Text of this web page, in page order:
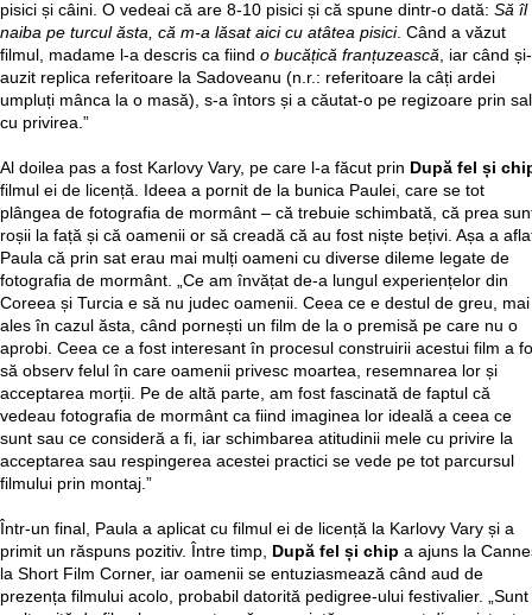
pisici și câini. O vedeai că are 8-10 pisici și că spune dintr-o dată: Să îl
naiba pe turcul ăsta, că m-a lăsat aici cu atâtea pisici. Când a văzut
filmul, madame l-a descris ca fiind o bucățică franțuzească, iar când
auzit replica referitoare la Sadoveanu (n.r.: referitoare la câți ardei
umpluți mânca la o masă), s-a întors și a căutat-o pe regizoare prin
cu privirea.”
Al doilea pas a fost Karlovy Vary, pe care l-a făcut prin După fel și
filmul ei de licență. Ideea a pornit de la bunica Paulei, care se tot
plângea de fotografia de mormânt – că trebuie schimbată, că prea
roșii la față și că oamenii or să creadă că au fost niște bețivi. Așa a
Paula că prin sat erau mai mulți oameni cu diverse dileme legate de
fotografia de mormânt. „Ce am învățat de-a lungul experiențelor din
Coreea și Turcia e să nu judec oamenii. Ceea ce e destul de greu, mai
ales în cazul ăsta, când pornești un film de la o premisă pe care nu o
aprobi. Ceea ce a fost interesant în procesul construirii acestui film a
să observ felul în care oamenii privesc moartea, resemnarea lor și
acceptarea morții. Pe de altă parte, am fost fascinată de faptul că
vedeau fotografia de mormânt ca fiind imaginea lor ideală a ceea ce
sunt sau ce consideră a fi, iar schimbarea atitudinii mele cu privire la
acceptarea sau respingerea acestei practici se vede pe tot parcursul
filmului prin montaj.”
Într-un final, Paula a aplicat cu filmul ei de licență la Karlovy Vary și a
primit un răspuns pozitiv. Între timp, După fel și chip a ajuns la
la Short Film Corner, iar oamenii se entuziasmează când aud de
prezența filmului acolo, probabil datorită pedigree-ului festivalier. „Sunt